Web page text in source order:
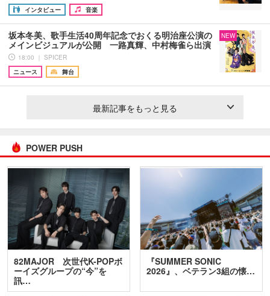
インタビュー
音楽
坂本冬美、歌手生活40周年記念でおくる明治座公演の
メインビジュアルが公開 一路真輝、中村梅雀ら出演
18:00 ｜ SPICER
ニュース
舞台
NEW
最新記事をもっと見る
POWER PUSH
82MAJOR 次世代K-POPボ
ーイズグループの“今”を
訊…
『SUMMER SONIC
2026』、ベテラン3組の懐…